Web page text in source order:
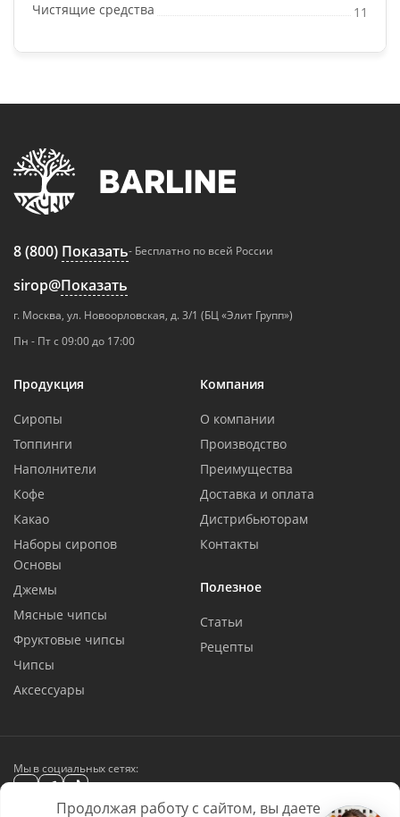
Чистящие средства
11
8 (800) Показать- Бесплатно по всей России
sirop@Показать
г. Москва, ул. Новоорловская, д. 3/1 (БЦ «Элит Групп»)
Пн - Пт с 09:00 до 17:00
Продукция
Сиропы
Топпинги
Наполнители
Кофе
Какао
Наборы сиропов
Основы
Джемы
Мясные чипсы
Фруктовые чипсы
Чипсы
Аксессуары
Компания
О компании
Производство
Преимущества
Доставка и оплата
Дистрибьюторам
Контакты
Полезное
Статьи
Рецепты
BARLINE © 2016 - 2026. Все права защищены
Мы в социальных сетях:
Продолжая работу с сайтом, вы даете